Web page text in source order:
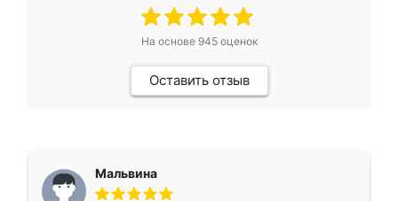
На основе 945оценок
Оставить отзыв
Мальвина